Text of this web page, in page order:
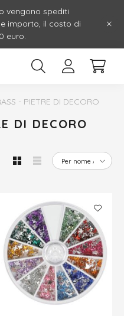
vengono spediti
importo, il costo di
euro.
- PIETRE DI DECORO
DI DECORO